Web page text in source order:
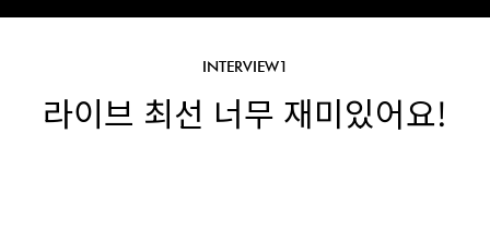
INTERVIEW1
라이브 최선 너무 재미있어요!